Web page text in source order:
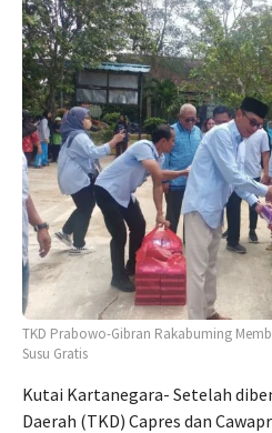
TKD Prabowo-Gibran Rakabuming
Susu Gratis
Kutai Kartanegara- Setelah
Daerah (TKD) Capres dan